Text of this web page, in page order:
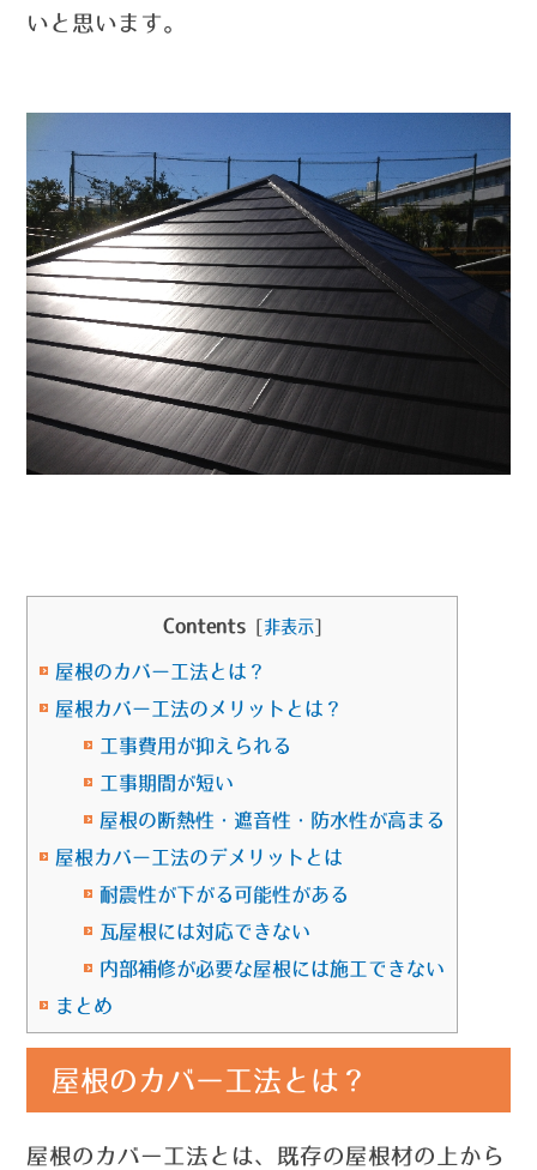
いと思います。
Contents 非表示]
屋根のカバー工法とは？
屋根カバー工法のメリットとは？
工事費用が抑えられる
工事期間が短い
屋根の断熱性・遮音性・防水性が高まる
屋根カバー工法のデメリットとは
耐震性が下がる可能性がある
瓦屋根には対応できない
内部補修が必要な屋根には施工できない
まとめ
屋根のカバー工法とは？
屋根のカバー工法とは、既存の屋根材の上から